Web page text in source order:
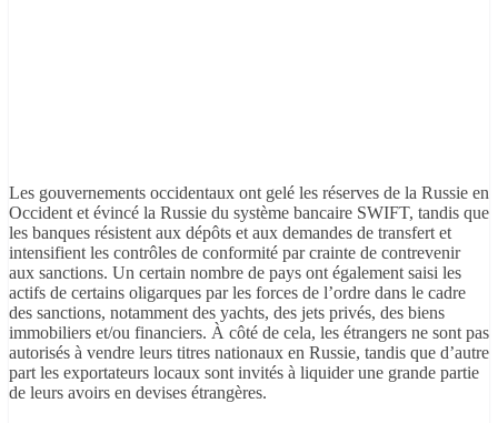
Les gouvernements occidentaux ont gelé les réserves de la Russie en
Occident et évincé la Russie du système bancaire SWIFT, tandis que
les banques résistent aux dépôts et aux demandes de transfert et
intensifient les contrôles de conformité par crainte de contrevenir
aux sanctions. Un certain nombre de pays ont également saisi les
actifs de certains oligarques par les forces de l’ordre dans le cadre
des sanctions, notamment des yachts, des jets privés, des biens
immobiliers et/ou financiers. À côté de cela, les étrangers ne sont pas
autorisés à vendre leurs titres nationaux en Russie, tandis que d’autre
part les exportateurs locaux sont invités à liquider une grande partie
de leurs avoirs en devises étrangères.